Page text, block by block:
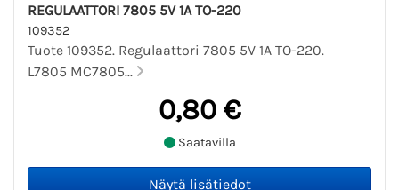
REGULAATTORI 7805 5V 1A TO-220
109352
Tuote 109352. Regulaattori 7805 5V 1A TO-220.
L7805 MC7805...
0,80 €
Saatavilla